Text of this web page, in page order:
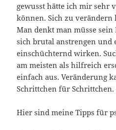
gewusst hätte ich mir sehr
können. Sich zu verändern
Man denkt man müsse
sich brutal anstrengen und
einschüchternd wirken.
am meisten als hilfreich
einfach aus. Veränderung
Schrittchen für Schrittchen.
Hier sind meine Tipps für